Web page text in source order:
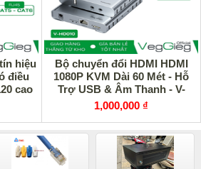
hiệu
điều
cao
Bộ chuyển đổi HDMI HDMI
1080P KVM Dài 60 Mét - Hỗ
Trợ USB & Âm Thanh - V-
HD010 chính hãng
1,000,000 ₫